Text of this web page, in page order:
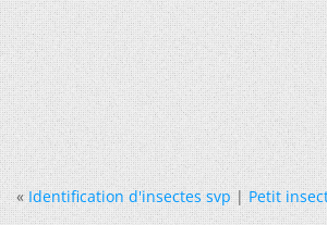
« Identification d'insectes svp|Petit